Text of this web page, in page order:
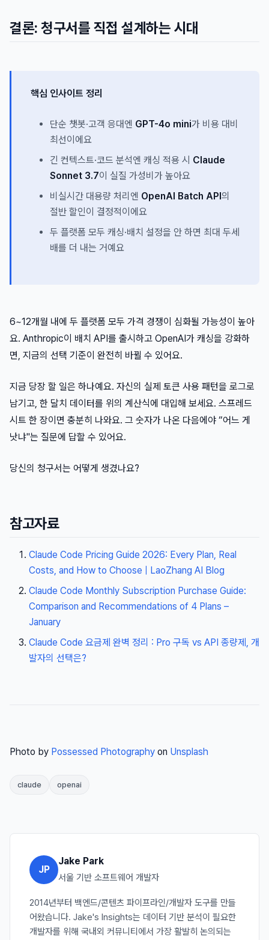
결론: 청구서를 직접 설계하는 시대
핵심 인사이트 정리
단순 챗봇·고객 응대엔 GPT-4o mini가 비용 대비
최선이에요
긴 컨텍스트·코드 분석엔 캐싱 적용 시 Claude
Sonnet 3.7이 실질 가성비가 높아요
비실시간 대용량 처리엔 OpenAI Batch API의
절반 할인이 결정적이에요
두 플랫폼 모두 캐싱·배치 설정을 안 하면 최대 두세
배를 더 내는 거예요
6~12개월 내에 두 플랫폼 모두 가격 경쟁이 심화될 가능성이 높아
요. Anthropic이 배치 API를 출시하고 OpenAI가 캐싱을 강화하
면, 지금의 선택 기준이 완전히 바뀔 수 있어요.
지금 당장 할 일은 하나예요. 자신의 실제 토큰 사용 패턴을 로그로
남기고, 한 달치 데이터를 위의 계산식에 대입해 보세요. 스프레드
시트 한 장이면 충분히 나와요. 그 숫자가 나온 다음에야 “어느 게
낫냐"는 질문에 답할 수 있어요.
당신의 청구서는 어떻게 생겼나요?
참고자료
Claude Code Pricing Guide 2026: Every Plan, Real
Costs, and How to Choose | LaoZhang AI Blog
Claude Code Monthly Subscription Purchase Guide:
Comparison and Recommendations of 4 Plans –
January
Claude Code 요금제 완벽 정리 : Pro 구독 vs API 종량제, 개
발자의 선택은?
Photo by Possessed Photography on Unsplash
claude openai
JP
Jake Park
서울 기반 소프트웨어 개발자
2014년부터 백엔드/콘텐츠 파이프라인/개발자 도구를 만들
어왔습니다. Jake's Insights는 데이터 기반 분석이 필요한
개발자를 위해 국내외 커뮤니티에서 가장 활발히 논의되는